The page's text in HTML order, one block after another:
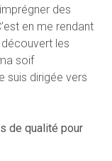
des
en me rendant
découvert les
soif
suis dirigée vers
de qualité pour